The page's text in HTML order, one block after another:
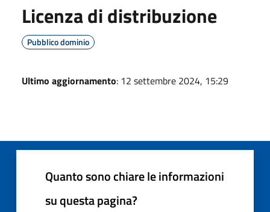
Licenza di distribuzione
Pubblico dominio
Ultimo aggiornamento: 12 settembre 2024, 15:29
Quanto sono chiare le informazioni
su questa pagina?